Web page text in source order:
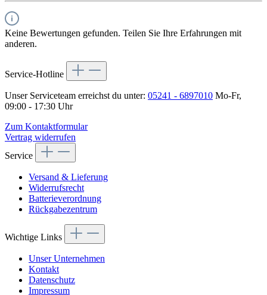
Keine Bewertungen gefunden. Teilen Sie Ihre Erfahrungen mit
anderen.
Service-Hotline
Unser Serviceteam erreichst du unter: 05241 - 6897010 Mo-Fr,
09:00 - 17:30 Uhr
Zum Kontaktformular
Vertrag widerrufen
Service
Versand & Lieferung
Widerrufsrecht
Batterieverordnung
Rückgabezentrum
Wichtige Links
Unser Unternehmen
Kontakt
Datenschutz
Impressum